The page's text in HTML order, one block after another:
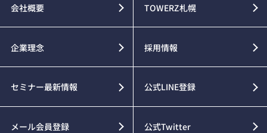
会社概要 TOWERZ札幌
企業理念 採用情報
セミナー最新情報 公式LINE登録
メール会員登録 公式Twitter